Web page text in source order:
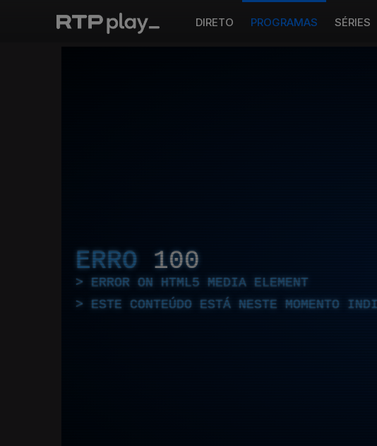
DIRETO PROGRAMAS SÉRIES
ERRO 100
ERROR ON HTML5 MEDIA ELEMENT
ESTE CONTEÚDO ESTÁ NESTE MOMENTO